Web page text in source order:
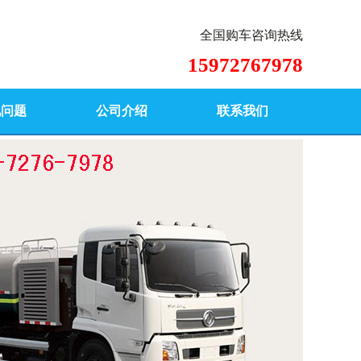
全国购车咨询热线
15972767978
题 公司介绍 联系我们